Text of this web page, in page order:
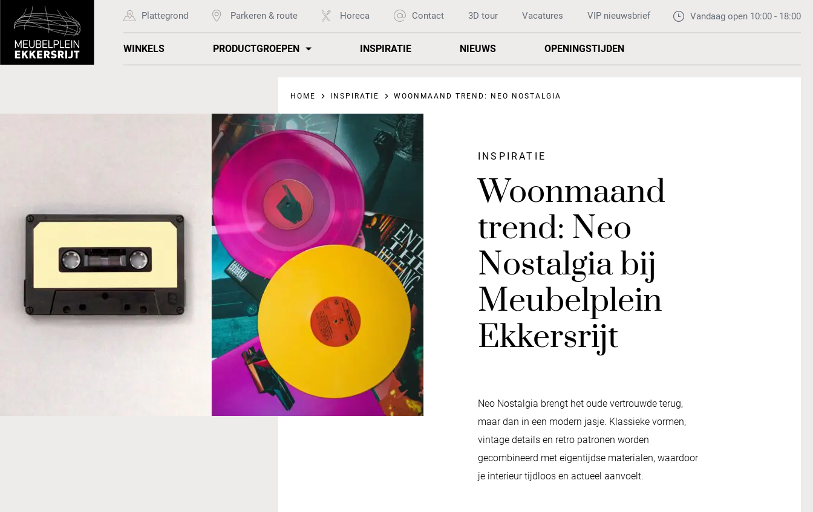
Plattegrond Parkeren & route Horeca Contact 3D tour Vacatures VIP nieuwsbrief Vandaag open 10:00 - 18:00
WINKELS PRODUCTGROEPEN INSPIRATIE NIEUWS OPENINGSTIJDEN
HOME INSPIRATIE WOONMAAND TREND: NEO NOSTALGIA
INSPIRATIE
Woonmaand
trend: Neo
Nostalgia bij
Meubelplein
Ekkersrijt
Neo Nostalgia brengt het oude vertrouwde terug,
maar dan in een modern jasje. Klassieke vormen,
vintage details en retro patronen worden
gecombineerd met eigentijdse materialen, waardoor
je interieur tijdloos en actueel aanvoelt.